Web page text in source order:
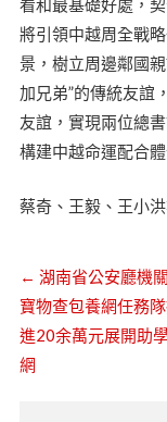
看和最基礎好處，
將引領中越周全戰
景，樹立周邊鄰國
加兄弟”的傳統友誼
友誼，實現兩位總
構建中越命運配合
蔡奇、王毅、王小洪
← 湖南省公安廳機
寶物查包養網任務
進20余萬元展開助
網